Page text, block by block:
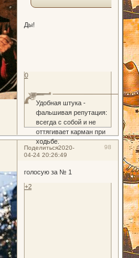
Ды!
Удобная штука -
фальшивая репутация:
всегда с собой и не
оттягивает карман при
ходьбе.
0
Поделиться 98
2020-
04-24 20:26:49
голосую за № 1
+2